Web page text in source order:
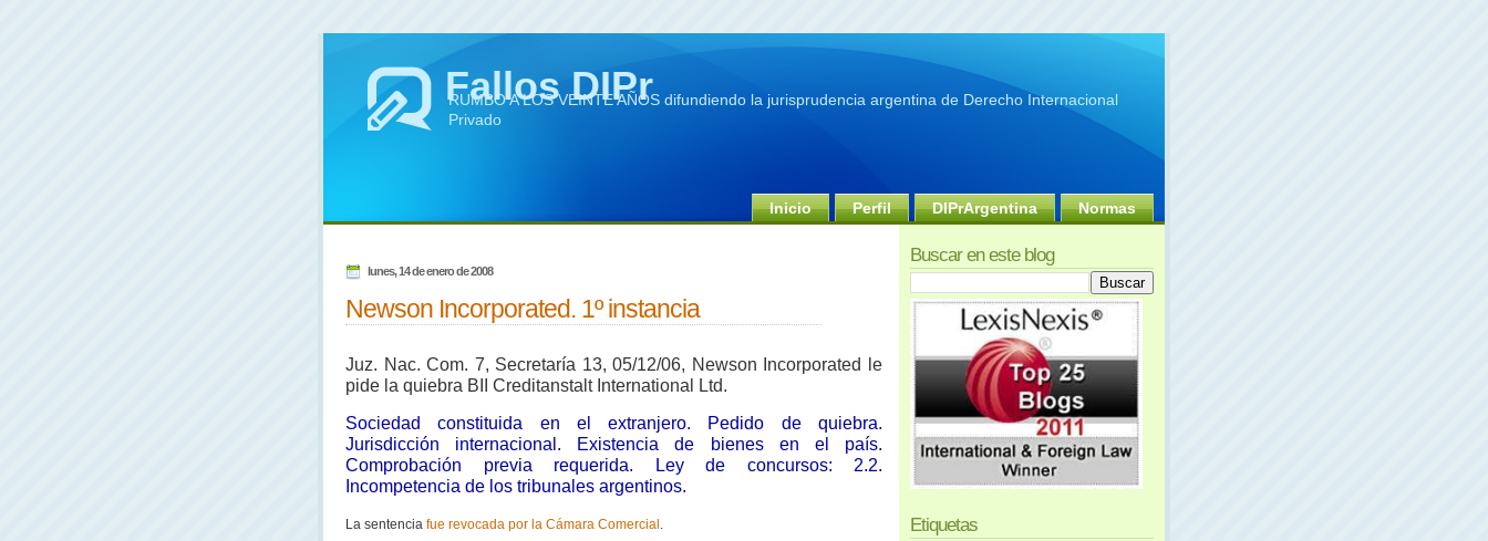
Fallos DIPr
RUMBO A LOS VEINTE AÑOS difundiendo la jurisprudencia argentina de Derecho Internacional
Privado
Inicio Perfil DIPrArgentina Normas
lunes, 14 de enero de 2008
Newson Incorporated. 1º instancia
Juz. Nac. Com. 7, Secretaría 13, 05/12/06, Newson Incorporated le
pide la quiebra BII Creditanstalt International Ltd.
Sociedad constituida en el extranjero. Pedido de quiebra.
Jurisdicción internacional. Existencia de bienes en el país.
Comprobación previa requerida. Ley de concursos: 2.2.
Incompetencia de los tribunales argentinos.
La sentencia fue revocada por la Cámara Comercial .
Buscar en este blog
Etiquetas